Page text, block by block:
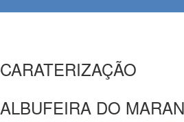
CARATERIZAÇÃO
ALBUFEIRA DO